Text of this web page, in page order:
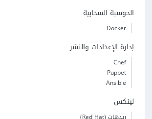
الحوسبة السحابية
Docker
إدارة الإعدادات والنشر
Chef
Puppet
Ansible
لينكس